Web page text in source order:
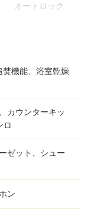
オートロック
機能、浴室乾燥
カウンターキッ
ロ
ゼット、シュー
ン